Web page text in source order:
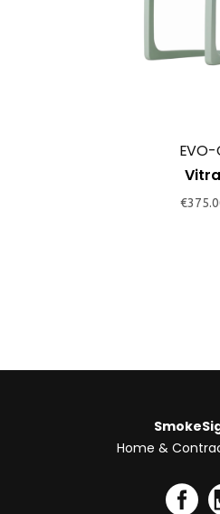
EVO-
Vitra
€
Home &